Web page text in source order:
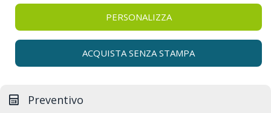
PERSONALIZZA
ACQUISTA SENZA STAMPA
Preventivo